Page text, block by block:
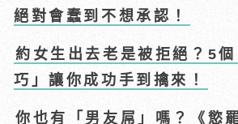
絕對會蠢到不想承認！
約女生出去老是被拒絕？5
巧」讓你成功手到擒來！
你也有「男友屌」嗎？《慾